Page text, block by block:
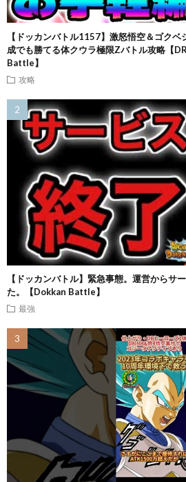
【ドッカンバトル1157】激怒悟空＆ゴク
成でも勝てる体クウラ極限Zバトル攻略【
Battle】
攻略
【ドッカンバトル】緊急事態。運営からサ
た。【Dokkan Battle】
最強